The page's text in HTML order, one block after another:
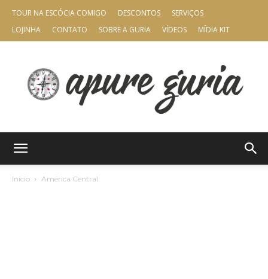
TOUR NA ESCÓCIA COMIGO DESCONTOS
SERVIÇOS
LOJINHA
CONTATO SOBRE A GURIA VÍDEOS MÍDIA KIT
Início América Central